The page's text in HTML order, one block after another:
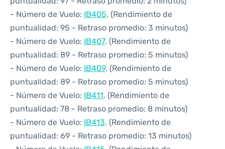
- Número de Vuelo: IB405. (Rendimiento de
puntualidad: 95 - Retraso promedio: 3 minutos)
- Número de Vuelo: IB407. (Rendimiento de
puntualidad: 89 - Retraso promedio: 5 minutos)
- Número de Vuelo: IB409. (Rendimiento de
puntualidad: 89 - Retraso promedio: 5 minutos)
- Número de Vuelo: IB411. (Rendimiento de
puntualidad: 78 - Retraso promedio: 8 minutos)
- Número de Vuelo: IB413. (Rendimiento de
puntualidad: 69 - Retraso promedio: 13 minutos)